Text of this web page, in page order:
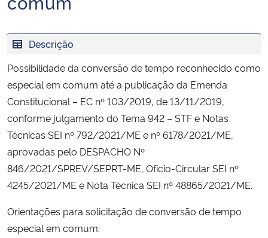
Ministério da Agricultura, Pecuária e Abastecimento
Ministério da Educação
Ministério da Cidadania
Ministério da Saúde
Ministério de Minas e Energia
Ministério do Turismo
Descrição
Possibilidade da conversão de tempo reconhecido como
especial em comum até a publicação da Emenda
Constitucional – EC nº 103/2019, de 13/11/2019,
conforme julgamento do Tema 942 – STF e Notas
Técnicas SEI nº 792/2021/ME e nº 6178/2021/ME,
aprovadas pelo DESPACHO Nº
846/2021/SPREV/SEPRT-ME, Ofício-Circular SEI nº
4245/2021/ME e Nota Técnica SEI nº 48865/2021/ME.
Orientações para solicitação de conversão de tempo
especial em comum: